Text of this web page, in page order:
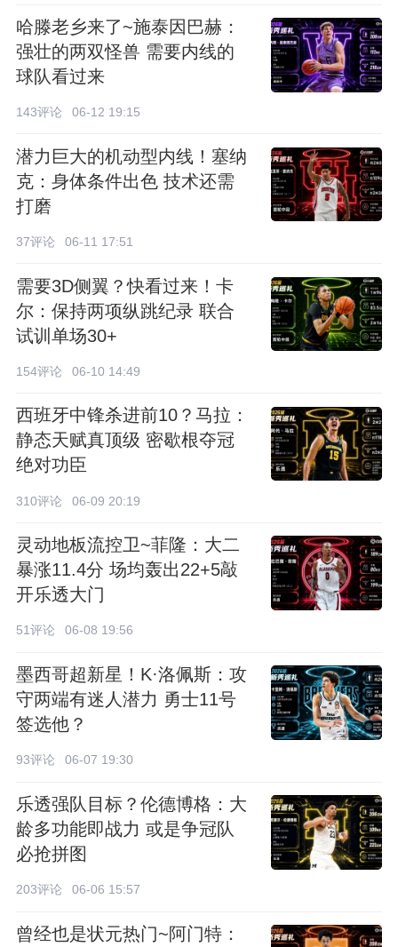
哈滕老乡来了~施泰因巴赫：
强壮的两双怪兽 需要内线的
球队看过来
143评论 06-12 19:15
潜力巨大的机动型内线！塞纳
克：身体条件出色 技术还需
打磨
37评论 06-11 17:51
需要3D侧翼？快看过来！卡
尔：保持两项纵跳纪录 联合
试训单场30+
154评论 06-10 14:49
西班牙中锋杀进前10？马拉：
静态天赋真顶级 密歇根夺冠
绝对功臣
310评论 06-09 20:19
灵动地板流控卫~菲隆：大二
暴涨11.4分 场均轰出22+5敲
开乐透大门
51评论 06-08 19:56
墨西哥超新星！K·洛佩斯：攻
守两端有迷人潜力 勇士11号
签选他？
93评论 06-07 19:30
乐透强队目标？伦德博格：大
龄多功能即战力 或是争冠队
必抢拼图
203评论 06-06 15:57
曾经也是状元热门~阿门特：